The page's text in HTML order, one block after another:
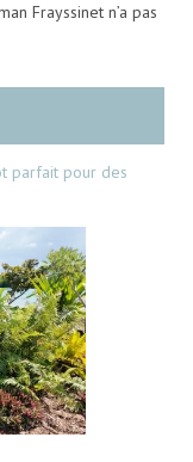
Frayssinet n’a pas
parfait pour des